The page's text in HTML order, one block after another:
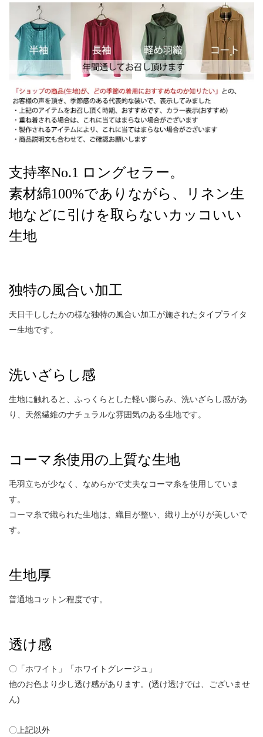
支持率No.1 ロングセラー。
素材綿100%でありながら、リネン生
地などに引けを取らないカッコいい
生地
独特の風合い加工
天日干ししたかの様な独特の風合い加工が施されたタイプライタ
ー生地です。
洗いざらし感
生地に触れると、ふっくらとした軽い膨らみ、洗いざらし感があ
り、天然繊維のナチュラルな雰囲気のある生地です。
コーマ糸使用の上質な生地
毛羽立ちが少なく、なめらかで丈夫なコーマ糸を使用していま
す。
コーマ糸で織られた生地は、織目が整い、織り上がりが美しいで
す。
生地厚
普通地コットン程度です。
透け感
〇「ホワイト」「ホワイトグレージュ」
他のお色より少し透け感があります。(透け透けでは、ございませ
ん)
〇上記以外